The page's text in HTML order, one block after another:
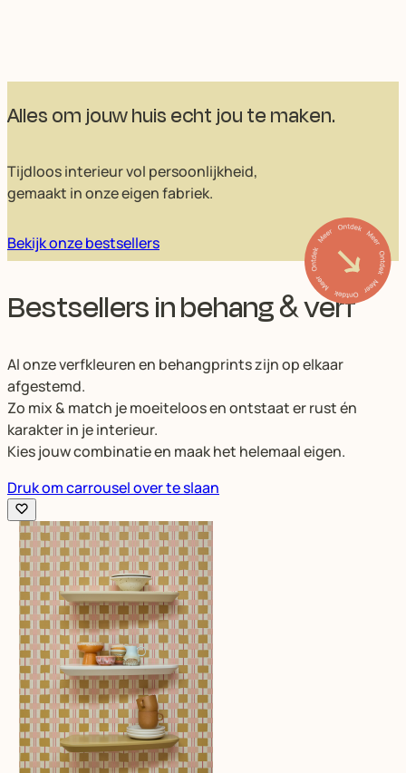
Alles om jouw huis echt jou te maken.
Tijdloos interieur vol persoonlijkheid,
gemaakt in onze eigen fabriek.
Bekijk onze bestsellers
Bestsellers in behang & verf
Al onze verfkleuren en behangprints zijn op elkaar
afgestemd.
Zo mix & match je moeiteloos en ontstaat er rust én
karakter in je interieur.
Kies jouw combinatie en maak het helemaal eigen.
Druk om carrousel over te slaan